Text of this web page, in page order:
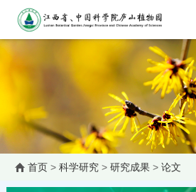
首页> 科学研究> 研究成果> 论文